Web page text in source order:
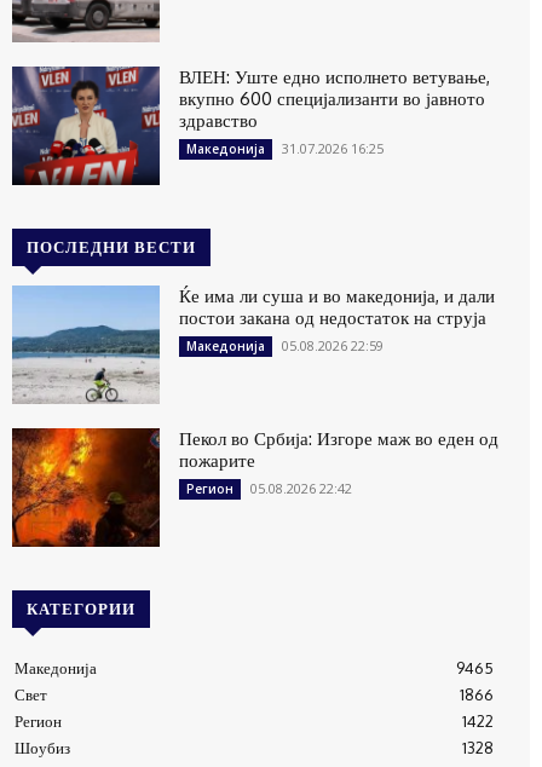
ВЛЕН: Уште едно исполнето ветување,
вкупно 600 специјализанти во јавното
здравство
Македонија 31.07.2026 16:25
ПОСЛЕДНИ ВЕСТИ
Ќе има ли суша и во македонија, и дали
постои закана од недостаток на струја
Македонија 05.08.2026 22:59
Пекол во Србија: Изгоре маж во еден од
пожарите
Регион 05.08.2026 22:42
КАТЕГОРИИ
Македонија
9465
Свет
1866
Регион
1422
Шоубиз
1328